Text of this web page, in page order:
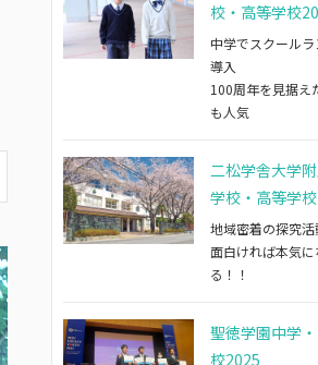
校・高等学校
中学でスクールラ
導入
100周年を見据え
も人気
二松学舎大学
学校・高等学
地域密着の探究活
面白ければ本気
る！！
聖徳学園中学
校2025